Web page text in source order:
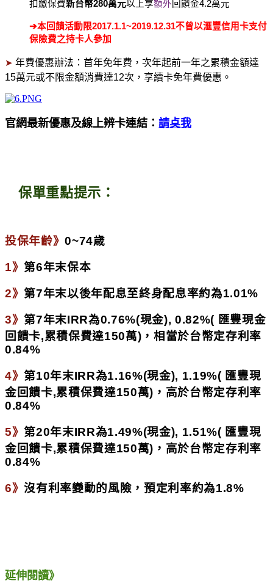
扣繳保費新台幣280萬元以上享額外 回饋金4.2萬元
➔本回饋活動限2017.1.1~2019.12.31不曾以滙豐信用卡支付
保險費之持卡人參加
➤ 年費優惠辦法：首年免年費，次年起前一年之累積金額達
15萬元或不限金額消費達12次，享續卡免年費優惠。
官網最新優惠及線上辨卡連結： 請奌我
保單重點提示：
投保年齡》0~74歳
1》第6年末保本
2》第7年末以後年配息至終身配息率約為1.01%
3》第7年末IRR為0.76%(現金), 0.82%( 匯豐現金
回饋卡,累積保費達150萬)，相當於台幣定存利率
0.84%
4》第10年末IRR為1.16%(現金), 1.19%( 匯豐現
金回饋卡,累積保費達150萬)，高於台幣定存利率
0.84%
5》第20年末IRR為1.49%(現金), 1.51%( 匯豐現
金回饋卡,累積保費達150萬)，高於台幣定存利率
0.84%
6》沒有利率變動的風險，預定利率約為1.8%
延伸閱讀》